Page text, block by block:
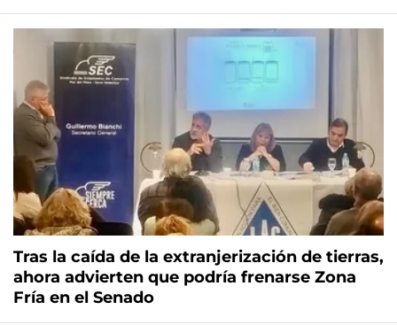
Tras la caída de la extranjerización de tierras,
ahora advierten que podría frenarse Zona
Fría en el Senado